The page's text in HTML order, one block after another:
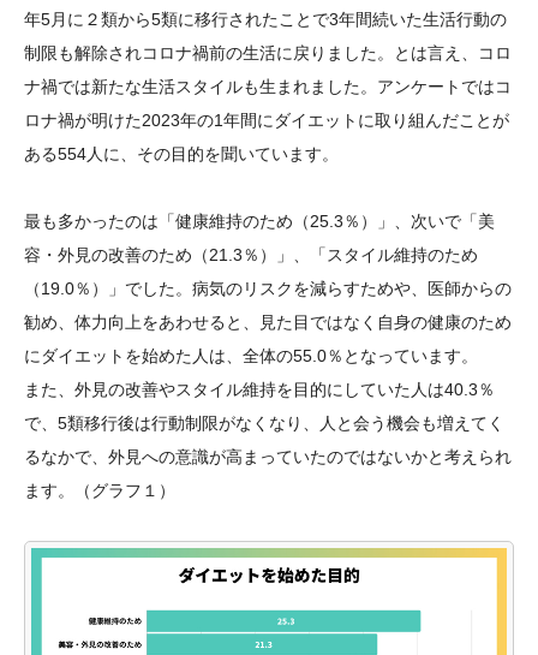
年5月に２類から5類に移行されたことで3年間続いた生活行動の
制限も解除されコロナ禍前の生活に戻りました。とは言え、コロ
ナ禍では新たな生活スタイルも生まれました。アンケートではコ
ロナ禍が明けた2023年の1年間にダイエットに取り組んだことが
ある554人に、その目的を聞いています。
最も多かったのは「健康維持のため（25.3％）」、次いで「美
容・外見の改善のため（21.3％）」、「スタイル維持のため
（19.0％）」でした。病気のリスクを減らすためや、医師からの
勧め、体力向上をあわせると、見た目ではなく自身の健康のため
にダイエットを始めた人は、全体の55.0％となっています。
また、外見の改善やスタイル維持を目的にしていた人は40.3％
で、5類移行後は行動制限がなくなり、人と会う機会も増えてく
るなかで、外見への意識が高まっていたのではないかと考えられ
ます。（グラフ１）